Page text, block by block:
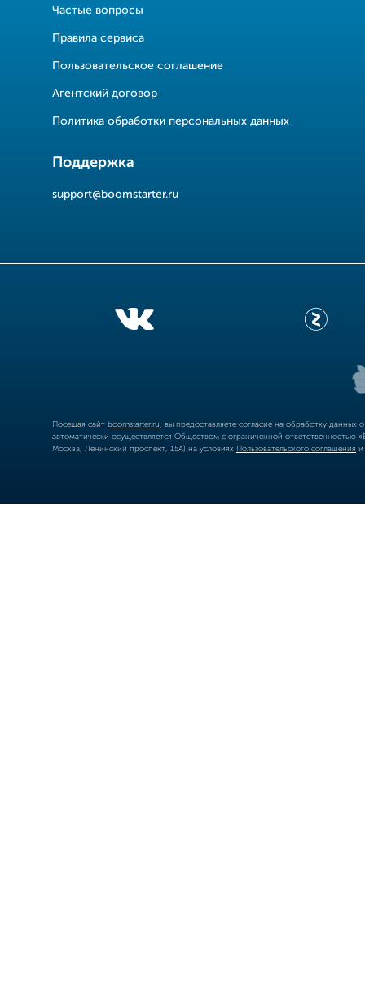
Частые вопросы
Правила сервиса
Пользовательское соглашение
Агентский договор
Политика обработки персональных данных
Поддержка
support@boomstarter.ru
Посещая сайт boomstarter.ru , вы предоставляете согласие на обработку
автоматически осуществляется Обществом с ограниченной
Москва, Ленинский проспект, 15А) на условиях Пользовательского соглашения и